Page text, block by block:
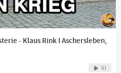
- Klaus Rink I Aschersleben,
Vi